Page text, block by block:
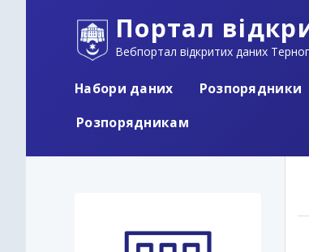
Портал
Вебпортал відкритих даних
Набори даних Розпорядники
Розпорядникам